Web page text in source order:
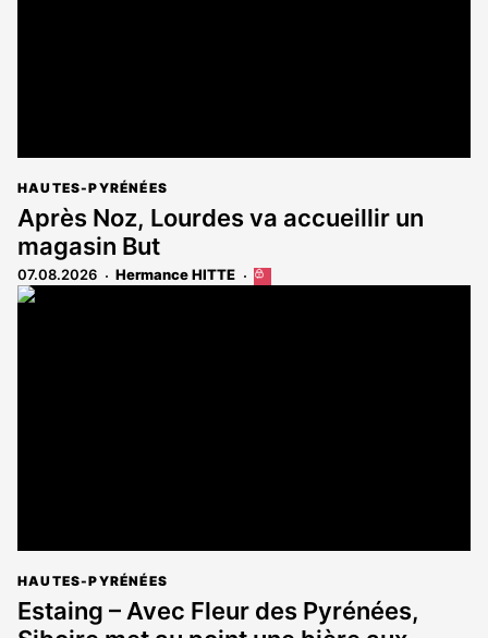
HAUTES-PYRÉNÉES
Après Noz, Lourdes va accueillir un
magasin But
07.08.2026 Hermance HITTE
Cet
HAUTES-PYRÉNÉES
Estaing – Avec Fleur des Pyrénées,